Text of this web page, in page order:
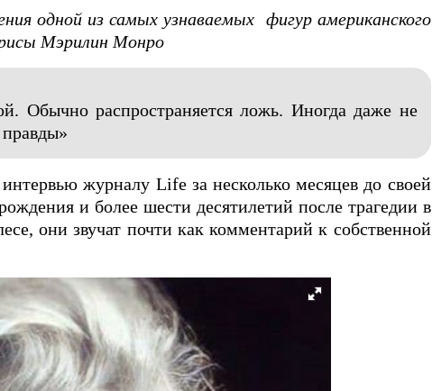
одной из самых узнаваемых фигур американского
Мэрилин Монро
Обычно распространяется ложь. Иногда даже не
правды»
журналу Life за несколько месяцев до своей
и более шести десятилетий после трагедии в
они звучат почти как комментарий к собственной